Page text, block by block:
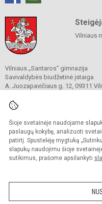
Šioje svetainėje naudojame
paslaugų kokybę, analizuoti
patirtį. Spustelėję mygtuką
slapukų naudojimu šioje
sutikimus, prašome apsilankyti
Vilniaus
Vilniaus „Santaros“ gimnazija
Savivaldybės biudžetinė įstaiga
A. Juozapavičiaus g. 12, 09311
El. p.
Duomenys kaupiami ir saugomi
Juridinių asmenų registre
Įmonės kodas 304089960
Kopijuoti turinį be raštiško
Prieinamumo